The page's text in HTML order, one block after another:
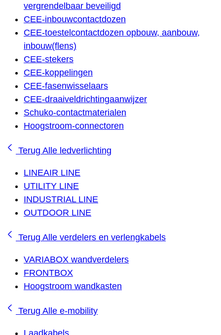
vergrendelbaar beveiligd
CEE-inbouwcontactdozen
CEE-toestelcontactdozen opbouw, aanbouw,
inbouw(flens)
CEE-stekers
CEE-koppelingen
CEE-fasenwisselaars
CEE-draaiveldrichtingaanwijzer
Schuko-contactmaterialen
Hoogstroom-connectoren
Terug Alle ledverlichting
LINEAIR LINE
UTILITY LINE
INDUSTRIAL LINE
OUTDOOR LINE
Terug Alle verdelers en verlengkabels
VARIABOX wandverdelers
FRONTBOX
Hoogstroom wandkasten
Terug Alle e-mobility
Laadkabels